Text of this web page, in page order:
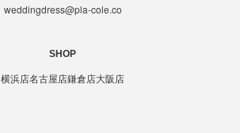
weddingdress@pla-cole.co
SHOP
横浜店名古屋店鎌倉店大阪店